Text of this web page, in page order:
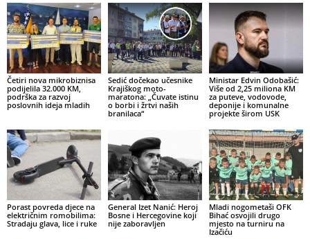
Četiri nova mikrobiznisa
podijelila 32.000 KM,
podrška za razvoj
poslovnih ideja mladih
Sedić dočekao učesnike
Krajiškog moto-
maratona: „Čuvate istinu
o borbi i žrtvi naših
branilaca“
Ministar Edvin Odobašić:
Više od 2,25 miliona KM
za puteve, vodovode,
deponije i komunalne
projekte širom USK
Porast povreda djece na
električnim romobilima:
Stradaju glava, lice i ruke
General Izet Nanić: Heroj
Bosne i Hercegovine koji
nije zaboravljen
Mladi nogometaši OFK
Bihać osvojili drugo
mjesto na turniru na
Izačiću